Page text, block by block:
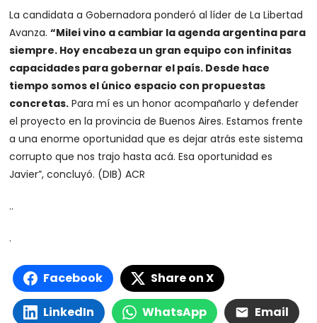
La candidata a Gobernadora ponderó al líder de La Libertad
Avanza.“Milei vino a cambiar la agenda argentina para
siempre. Hoy encabeza un gran equipo con infinitas
capacidades para gobernar el país. Desde hace
tiempo somos el único espacio con propuestas
concretas. Para mí es un honor acompañarlo y defender
el proyecto en la provincia de Buenos Aires. Estamos frente
a una enorme oportunidad que es dejar atrás este sistema
corrupto que nos trajo hasta acá. Esa oportunidad es
Javier”, concluyó. (DIB) ACR
..
.
Facebook Share on X
LinkedIn WhatsApp Email